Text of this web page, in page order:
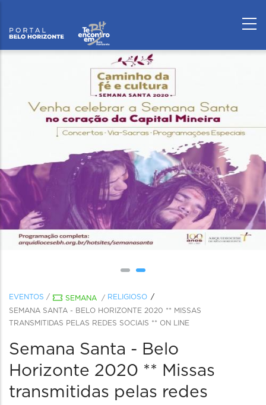
EVENTOS / SEMANA / RELIGIOSO
SEMANA SANTA - BELO HORIZONTE 2020 ** MISSAS
TRANSMITIDAS PELAS REDES SOCIAIS ** ON LINE
Semana Santa - Belo
Horizonte 2020 ** Missas
transmitidas pelas redes